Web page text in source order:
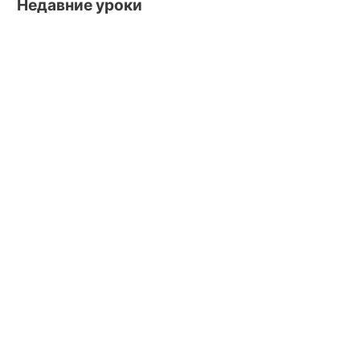
Недавние уроки